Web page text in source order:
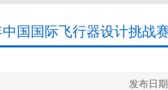
国国际飞行器设计挑战
发布日